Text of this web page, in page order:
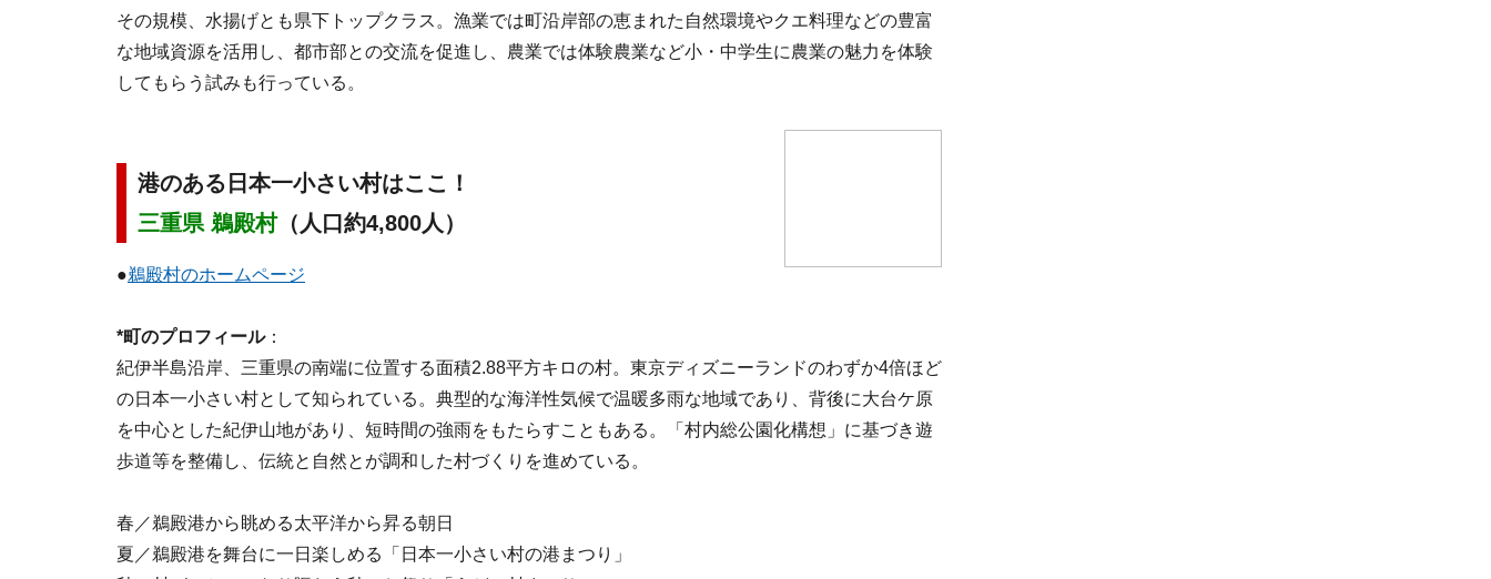
その規模、水揚げとも県下トップクラス。漁業では町沿岸部の恵まれた自然環境やクエ料理などの豊富
な地域資源を活用し、都市部との交流を促進し、農業では体験農業など小・中学生に農業の魅力を体験
してもらう試みも行っている。
港のある日本一小さい村はここ！
三重県 鵜殿村（人口約4,800人）
●鵜殿村のホームページ
*町のプロフィール：
紀伊半島沿岸、三重県の南端に位置する面積2.88平方キロの村。東京ディズニーランドのわずか4倍ほど
の日本一小さい村として知られている。典型的な海洋性気候で温暖多雨な地域であり、背後に大台ケ原
を中心とした紀伊山地があり、短時間の強雨をもたらすこともある。「村内総公園化構想」に基づき遊
歩道等を整備し、伝統と自然とが調和した村づくりを進めている。
春／鵜殿港から眺める太平洋から昇る朝日
夏／鵜殿港を舞台に一日楽しめる「日本一小さい村の港まつり」